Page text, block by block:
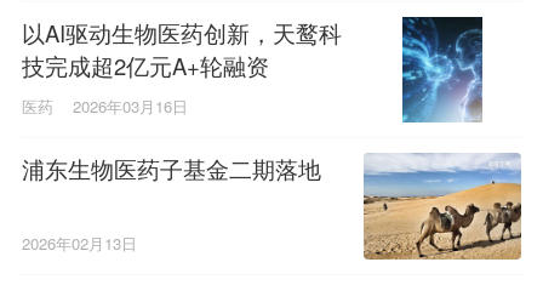
以AI驱动生物医药创新，天鹜科
技完成超2亿元A+轮融资
医药 2026年03月16日
浦东生物医药子基金二期落地
2026年02月13日